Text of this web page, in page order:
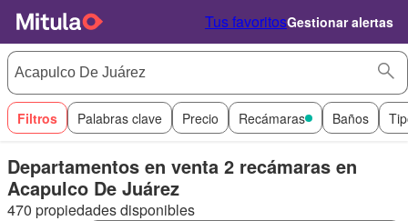
Tus favoritosGestionar alertas
Filtros Palabras clave Precio Recámaras Baños
Departamentos en venta 2 recámaras en
Acapulco De Juárez
470 propiedades disponibles